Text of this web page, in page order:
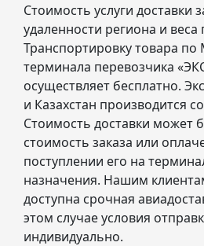
Стоимость услуги доставки
удаленности региона и веса
Транспортировку товара по
терминала перевозчика
осуществляет бесплатно.
и Казахстан производится
Стоимость доставки может
стоимость заказа или
поступлении его на
назначения. Нашим
доступна срочная
этом случае условия
индивидуально.